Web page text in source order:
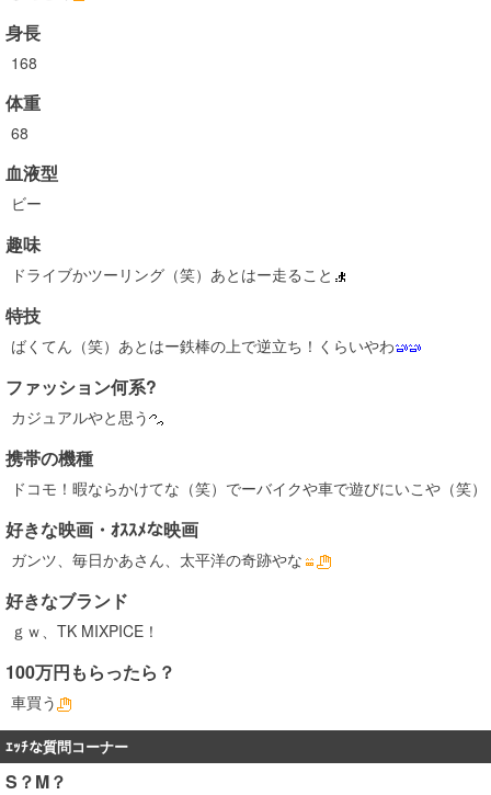
身長
168
体重
68
血液型
ビー
趣味
ドライブかツーリング（笑）あとはー走ること
特技
ばくてん（笑）あとはー鉄棒の上で逆立ち！くらいやわ
ファッション何系?
カジュアルやと思う
携帯の機種
ドコモ！暇ならかけてな（笑）でーバイクや車で遊びにいこや（笑）
好きな映画・ｵｽｽﾒな映画
ガンツ、毎日かあさん、太平洋の奇跡やな
好きなブランド
ｇｗ、TK MIXPICE！
100万円もらったら？
車買う
ｴｯﾁな質問コーナー
S？M？